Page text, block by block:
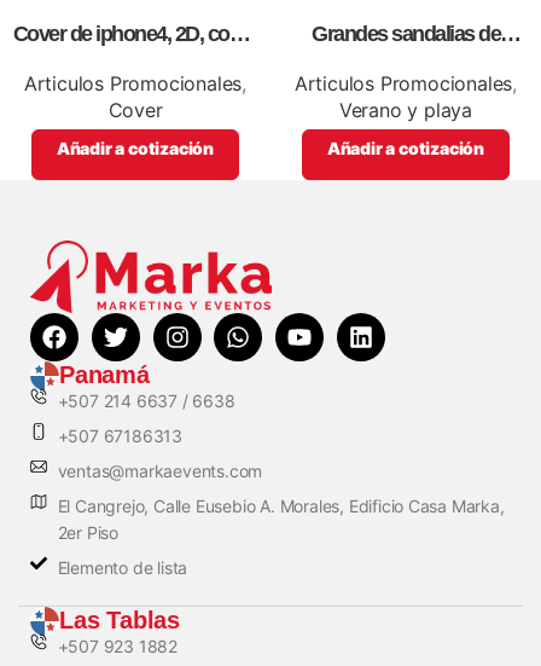
Cover de iphone4, 2D, como
Articulos Promocionales,
Cover
Añadir a cotización
Grandes sandalias de
personalizables con logos o
información de tu empresa
Articulos Promocionales,
Verano y playa
Añadir a cotización
Panamá
+507 214 6637 / 6638
+507 67186313
ventas@markaevents.com
El Cangrejo, Calle Eusebio A. Morales, Edificio Casa Marka,
2er Piso
Elemento de lista
Las Tablas
+507 923 1882